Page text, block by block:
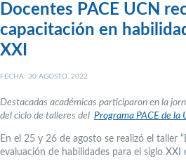
Docentes PACE UCN
capacitación en
XXI
FECHA: 30 AGOSTO, 2022
Destacadas académicas participaron en la
del ciclo de talleres del Programa PACE de la
En el 25 y 26 de agosto se realizó el taller
evaluación de habilidades para el siglo XXI